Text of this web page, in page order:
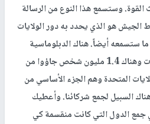
وستسمع هذا النوع من الرسالة
الجيش هو الذي يحدد به دور الولايات
ستسمعه أيضاً. هناك الدبلوماسية
لتخفيف التوترات وحل الخلافات وهناك 1.4 مليون شخص جاؤوا من
المتحدة وهم الجزء الأساسي من
السبيل لجمع شركائنا. وأعطيك
جمع الدول التي كانت منقسمة كي